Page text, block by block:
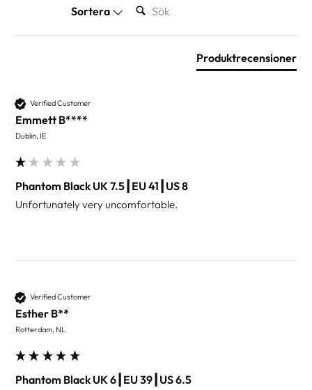
Sortera
Produktrecensioner
Verified Customer
Emmett B****
Dublin, IE
Phantom Black UK 7.5┃EU 41┃US 8
Unfortunately very uncomfortable.
Verified Customer
Esther B**
Rotterdam, NL
Phantom Black UK 6┃EU 39┃US 6.5